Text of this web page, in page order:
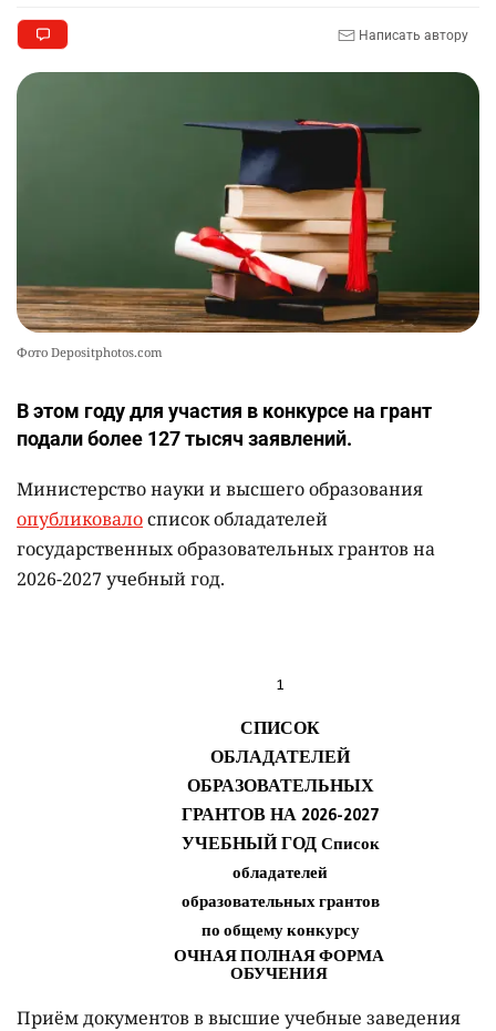
9
🦻 Казахстанцы смогут получать слуховые
💻 В школах Казахстана изменили название и
содержание некоторых предметов
19
Написать автору
Фото Depositphotos.com
В этом году для участия в конкурсе на грант
подали более 127 тысяч заявлений.
Министерство науки и высшего образования
опубликовалосписок обладателей
государственных образовательных грантов на
2026-2027 учебный год.
Приём документов в высшие учебные заведения